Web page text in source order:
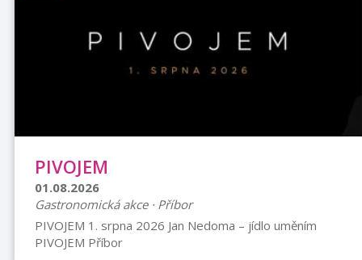
PIVOJEM
01.08.2026
Gastronomická akce · Příbor
PIVOJEM 1. srpna 2026 Jan Nedoma – jídlo uměním
PIVOJEM Příbor